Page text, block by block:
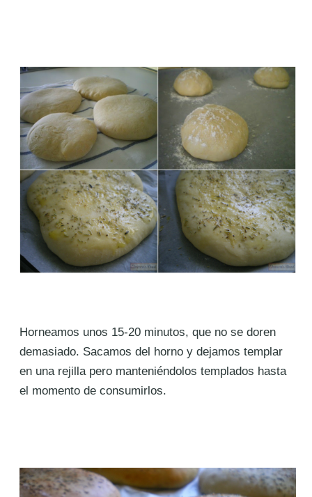
Horneamos unos 15-20 minutos, que no se doren
demasiado. Sacamos del horno y dejamos templar
en una rejilla pero manteniéndolos templados hasta
el momento de consumirlos.